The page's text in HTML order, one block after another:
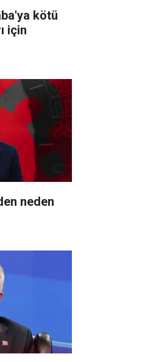
kötü
için
neden